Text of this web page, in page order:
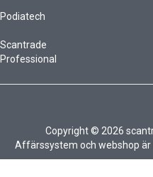
Podiatech
Scantrade
Professional
Copyright © 2026
Affärssystem och webshop är